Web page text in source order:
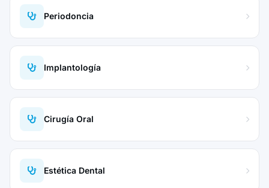
Periodoncia
Implantología
Cirugía Oral
Estética Dental